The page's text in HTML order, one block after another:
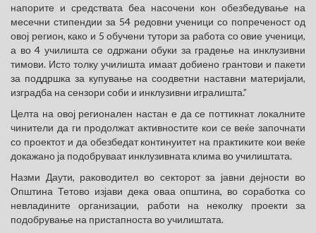
напорите и средствата беа насочени кон обезбедување на
месечни стипендии за 54 редовни ученици со попреченост од
овој регион, како и 5 обучени тутори за работа со овие ученици,
а во 4 училишта се одржани обуки за градење на инклузивни
тимови. Исто толку училишта имаат добиено грантови и пакети
за поддршка за купување на соодветни наставни материјали,
изградба на сензори соби и инклузивни игралишта.”
Целта на овој регионален настан е да се поттикнат локалните
чинители да ги продолжат активностите кои се веќе започнати
со проектот и да обезбедат континуитет на практиките кои веќе
докажано ја подобруваат инклузивната клима во училиштата.
Назми Даути, раководител во секторот за јавни дејности во
Општина Тетово изјави дека оваа општина, во соработка со
невладините организации, работи на неколку проекти за
подобрување на пристапноста во училиштата.